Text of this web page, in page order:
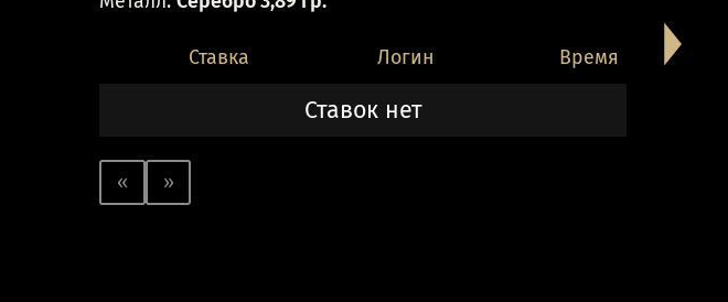
Ставка Логин Время
Ставок нет
« »